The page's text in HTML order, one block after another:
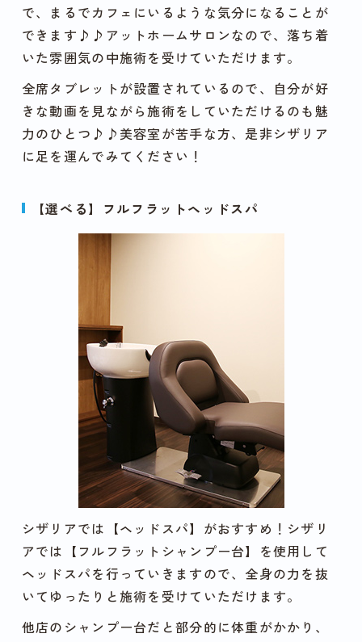
で、まるでカフェにいるような気分になることが
できます♪♪アットホームサロンなので、落ち着
いた雰囲気の中施術を受けていただけます。
全席タブレットが設置されているので、自分が好
きな動画を見ながら施術をしていただけるのも魅
力のひとつ♪♪美容室が苦手な方、是非シザリア
に足を運んでみてください！
【選べる】フルフラットヘッドスパ
シザリアでは【ヘッドスパ】がおすすめ！シザリ
アでは【フルフラットシャンプー台】を使用して
ヘッドスパを行っていきますので、全身の力を抜
いてゆったりと施術を受けていただけます。
他店のシャンプー台だと部分的に体重がかかり、